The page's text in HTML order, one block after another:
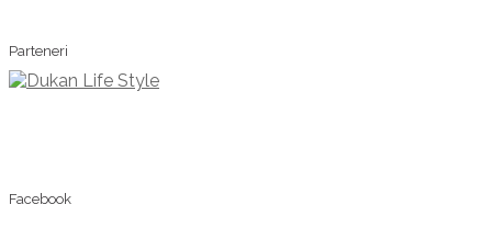
Parteneri
Facebook